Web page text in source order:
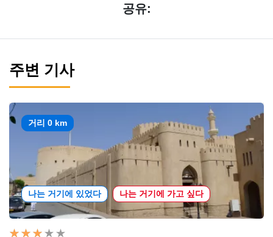
공유:
주변 기사
거리 0 km
나는 거기에 있었다 나는 거기에 가고 싶다